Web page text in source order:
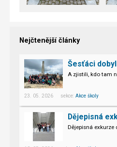
Nejčtenější články
Šesťáci
A zjistili, kdo tam
23. 05. 2026 sekce: Akce školy
Dějepisná